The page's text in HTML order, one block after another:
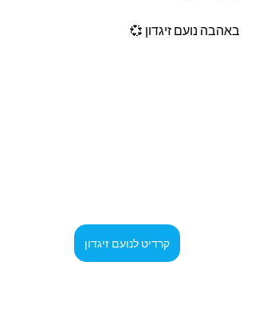
באהבה נועם זיגדון 💞
קרדיט לנועם זיגדון